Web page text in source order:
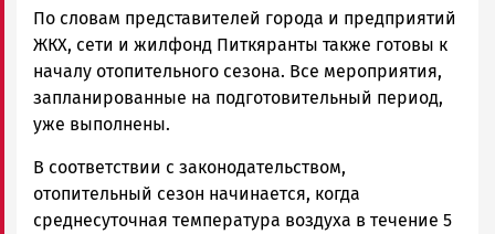
По словам представителей города и предприятий
ЖКХ, сети и жилфонд Питкяранты также готовы к
началу отопительного сезона. Все мероприятия,
запланированные на подготовительный период,
уже выполнены.
В соответствии с законодательством,
отопительный сезон начинается, когда
среднесуточная температура воздуха в течение 5